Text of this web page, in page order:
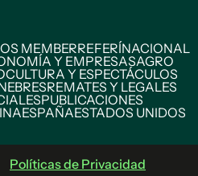
MEMBERREFERÍNACIONAL
Y EMPRESASAGRO
CULTURA Y ESPECTÁCULOS
REMATES Y LEGALES
PUBLICACIONES
ESPAÑAESTADOS UNIDOS
Políticas de Privacidad